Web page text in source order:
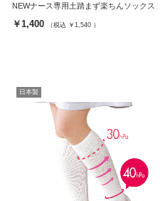
NEWナース専用土踏まず楽ちんソックス
￥1,400 （税込 ￥1,540 ）
日本製